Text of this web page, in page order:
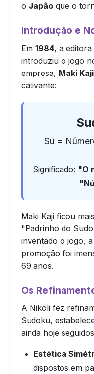
o Japão que o
Introdução e
Em 1984, a
introduziu o jogo
empresa, Maki Kaji
cativante:
Su =
Significado: "O
Maki Kaji ficou
"Padrinho do
inventado o jogo,
promoção foi
69 anos.
Os
A Nikoli fez
Sudoku,
ainda hoje
Estética
dispostos em